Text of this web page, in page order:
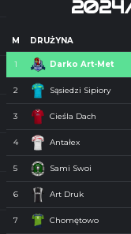
M DRUŻYNA
1 Darko Art-Met
2 Sąsiedzi Sipiory
3 Cieśla Dach
4 Antałex
5 Sami Swoi
6 Art Druk
7 Chomętowo